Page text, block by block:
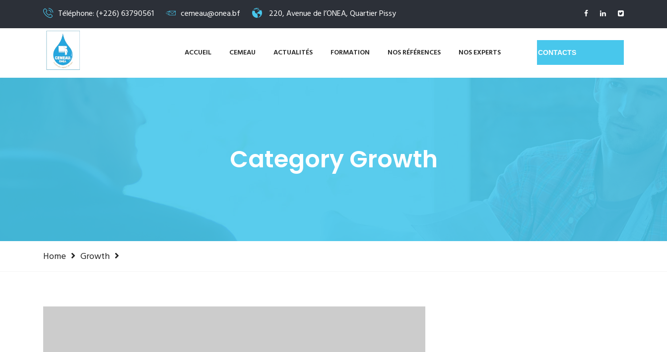
Téléphone: (+226) 63790561 cemeau@onea.bf 220, Avenue de l’ONEA, Quartier Pissy
ACCUEIL CEMEAU ACTUALITÉS FORMATION NOS RÉFÉRENCES NOS EXPERTS GET A QUOTE
Category Growth
Home Growth